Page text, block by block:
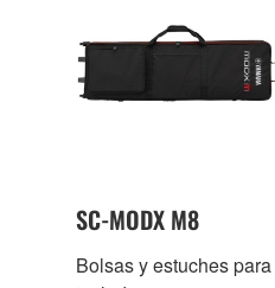
SC-MODX M8
Bolsas y estuches para